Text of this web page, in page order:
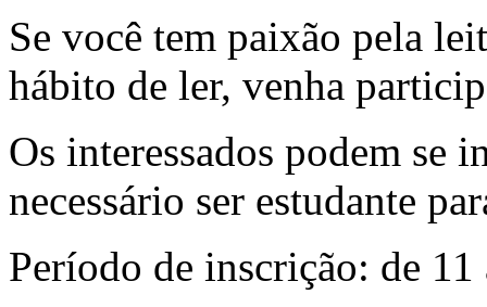
Se você tem paixão pela
hábito de ler, venha
Os interessados podem se
necessário ser estudante
Período de inscrição: de 11